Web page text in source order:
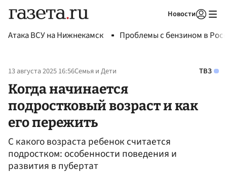
Новости
Атака ВСУ на Нижнекамск Проблемы с бензином в
13 августа 2025 16:56Семья и Дети ТВЗ
Когда начинается
подростковый возраст и как
его пережить
С какого возраста ребенок считается
подростком: особенности поведения и
развития в пубертат